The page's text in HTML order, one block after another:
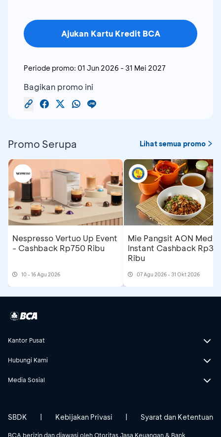
Ajukan Kartu Kredit BCA
Periode promo: 01 Jun 2026 - 31 Mei 2027
Bagikan promo ini
Promo Serupa Lihat semua promo
Nespresso Vertuo Up Event
- Cashback Rp750 Ribu
10 - 16 Agu 2026
Mie Pangsit AON
Instant Cashback Rp35
Ribu
07 Agu 2026 - 31 Okt 2026
Kantor Pusat
Hubungi Kami
Media Sosial
BCA berizin dan diawasi oleh Otoritas Jasa Keuangan & Bank
SBDK | Kebijakan Privasi | Syarat dan Ketentuan